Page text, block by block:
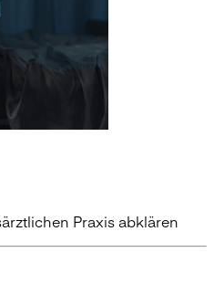
Praxis abklären